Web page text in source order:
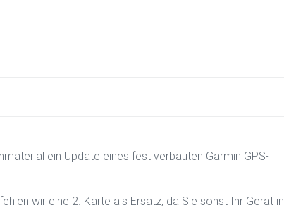
ein Update eines fest verbauten Garmin GPS-
wir eine 2. Karte als Ersatz, da Sie sonst Ihr Gerät in